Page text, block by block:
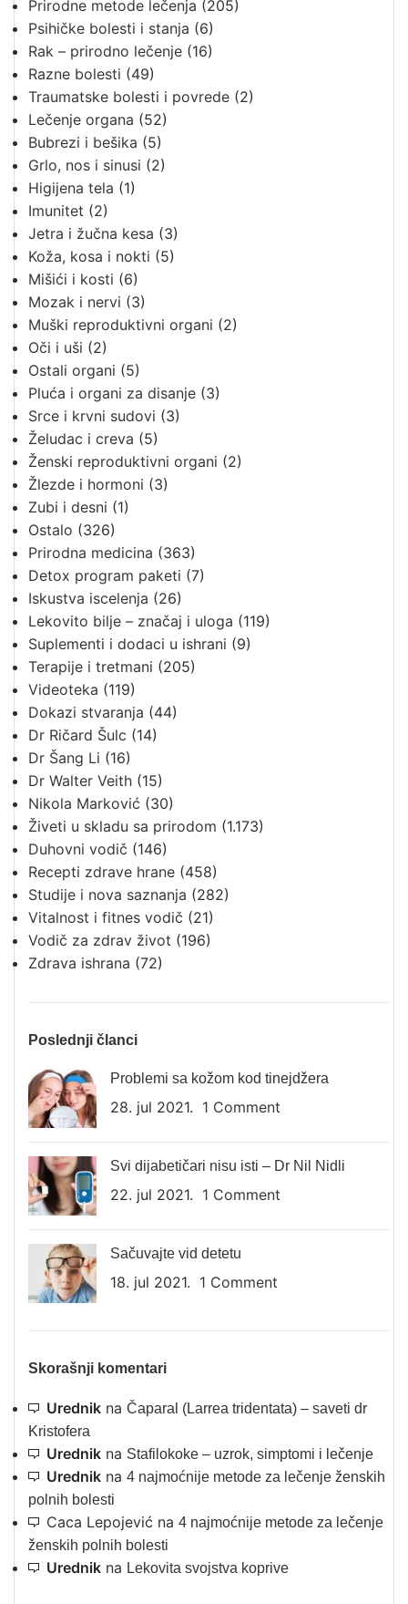
Prirodne metode lečenja (205)
Psihičke bolesti i stanja (6)
Rak – prirodno lečenje (16)
Razne bolesti (49)
Traumatske bolesti i povrede (2)
Lečenje organa (52)
Bubrezi i bešika (5)
Grlo, nos i sinusi (2)
Higijena tela (1)
Imunitet (2)
Jetra i žučna kesa (3)
Koža, kosa i nokti (5)
Mišići i kosti (6)
Mozak i nervi (3)
Muški reproduktivni organi (2)
Oči i uši (2)
Ostali organi (5)
Pluća i organi za disanje (3)
Srce i krvni sudovi (3)
Želudac i creva (5)
Ženski reproduktivni organi (2)
Žlezde i hormoni (3)
Zubi i desni (1)
Ostalo (326)
Prirodna medicina (363)
Detox program paketi (7)
Iskustva iscelenja (26)
Lekovito bilje – značaj i uloga (119)
Suplementi i dodaci u ishrani (9)
Terapije i tretmani (205)
Videoteka (119)
Dokazi stvaranja (44)
Dr Ričard Šulc (14)
Dr Šang Li (16)
Dr Walter Veith (15)
Nikola Marković (30)
Živeti u skladu sa prirodom (1.173)
Duhovni vodič (146)
Recepti zdrave hrane (458)
Studije i nova saznanja (282)
Vitalnost i fitnes vodič (21)
Vodič za zdrav život (196)
Zdrava ishrana (72)
Poslednji članci
Problemi sa kožom kod tinejdžera
28. jul 2021. 1 Comment
Svi dijabetičari nisu isti – Dr Nil Nidli
22. jul 2021. 1 Comment
Sačuvajte vid detetu
18. jul 2021. 1 Comment
Skorašnji komentari
Urednik na Čaparal (Larrea tridentata) – saveti dr
Kristofera
Urednik na Stafilokoke – uzrok, simptomi i lečenje
Urednik na 4 najmoćnije metode za lečenje ženskih
polnih bolesti
Caca Lepojević na 4 najmoćnije metode za lečenje
ženskih polnih bolesti
Urednik na Lekovita svojstva koprive